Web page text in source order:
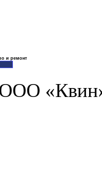
и ремонт